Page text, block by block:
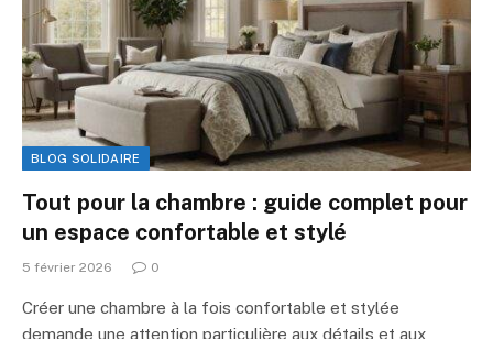
BLOG SOLIDAIRE
Tout pour la chambre : guide complet pour
un espace confortable et stylé
5 février 2026 0
Créer une chambre à la fois confortable et stylée
demande une attention particulière aux détails et aux